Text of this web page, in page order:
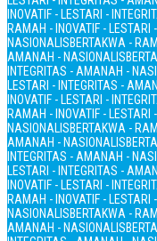
INOVATIF - LESTARI -
RAMAH - INOVATIF -
NASIONALISBERTAKWA -
AMANAH - NASIONALIS
INTEGRITAS - AMANAH -
LESTARI - INTEGRITAS -
INOVATIF - LESTARI -
RAMAH - INOVATIF -
NASIONALISBERTAKWA -
AMANAH - NASIONALIS
INTEGRITAS - AMANAH -
LESTARI - INTEGRITAS -
INOVATIF - LESTARI -
RAMAH - INOVATIF -
NASIONALISBERTAKWA -
AMANAH - NASIONALIS